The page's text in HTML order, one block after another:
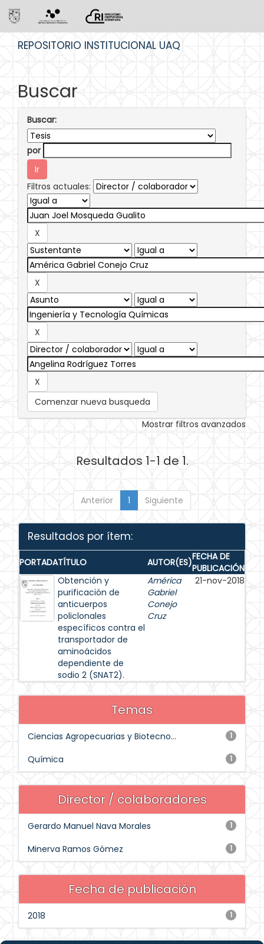
REPOSITORIO INSTITUCIONAL UAQ
Buscar
Buscar:
por
Filtros actuales:
Comenzar nueva busqueda
Mostrar filtros avanzados
Resultados 1-1 de 1.
Anterior 1 Siguiente
Resultados por ítem:
PORTADATÍTULO AUTOR(ES)FECHA DE
PUBLICACIÓN
Obtención y
purificación de
anticuerpos
policlonales
específicos contra el
transportador de
aminoácidos
dependiente de
sodio 2 (SNAT2).
América
Gabriel
Conejo
Cruz
21-nov-2018
Temas
1
Ciencias Agropecuarias y Biotecno...
1
Química
Director / colaboradores
1
Gerardo Manuel Nava Morales
1
Minerva Ramos Gómez
Fecha de publicación
1
2018